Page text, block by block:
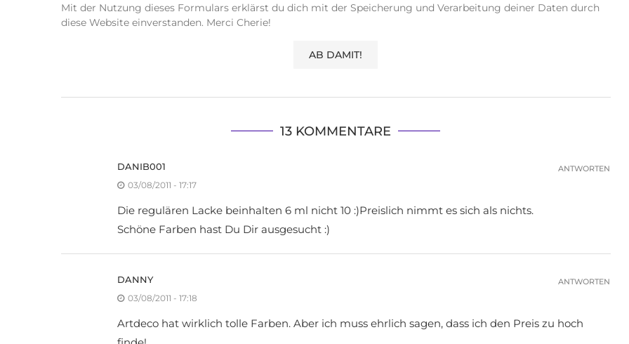
Mit der Nutzung dieses Formulars erklärst du dich mit der Speicherung und Verarbeitung deiner Daten durch
diese Website einverstanden. Merci Cherie!
13 KOMMENTARE
DANIB001
03/08/2011 - 17:17
Die regulären Lacke beinhalten 6 ml nicht 10 :)Preislich nimmt es sich als nichts.
Schöne Farben hast Du Dir ausgesucht :)
ANTWORTEN
DANNY
03/08/2011 - 17:18
Artdeco hat wirklich tolle Farben. Aber ich muss ehrlich sagen, dass ich den Preis zu hoch
ANTWORTEN